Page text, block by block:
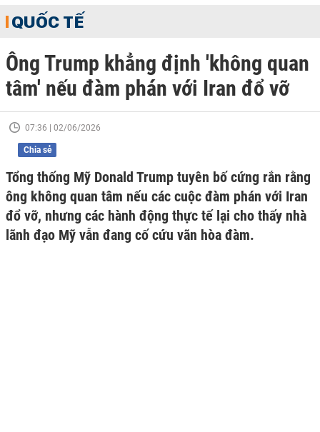
QUỐC TẾ
Ông Trump khẳng định 'không quan
tâm' nếu đàm phán với Iran đổ vỡ
07:36 | 02/06/2026
Chia sẻ
Tổng thống Mỹ Donald Trump tuyên bố cứng rắn rằng
ông không quan tâm nếu các cuộc đàm phán với Iran
đổ vỡ, nhưng các hành động thực tế lại cho thấy nhà
lãnh đạo Mỹ vẫn đang cố cứu vãn hòa đàm.